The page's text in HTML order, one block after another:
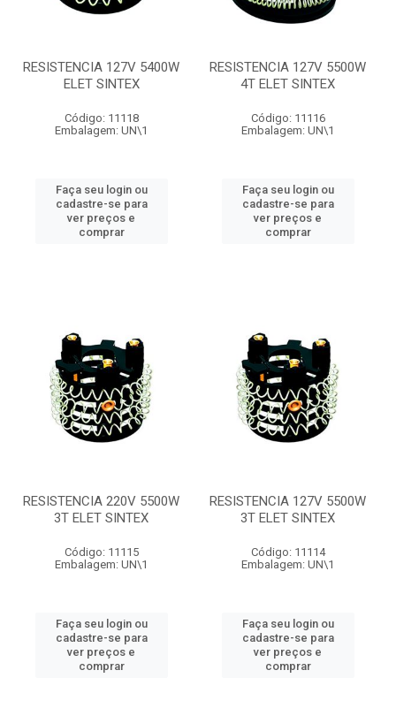
RESISTENCIA 127V 5400W
ELET SINTEX
Código: 11118
Embalagem: UN\1
Faça seu login ou
cadastre-se para
ver preços e
comprar
RESISTENCIA 127V 5500W
4T ELET SINTEX
Código: 11116
Embalagem: UN\1
Faça seu login ou
cadastre-se para
ver preços e
comprar
RESISTENCIA 220V 5500W
3T ELET SINTEX
Código: 11115
Embalagem: UN\1
Faça seu login ou
cadastre-se para
ver preços e
comprar
RESISTENCIA 127V 5500W
3T ELET SINTEX
Código: 11114
Embalagem: UN\1
Faça seu login ou
cadastre-se para
ver preços e
comprar